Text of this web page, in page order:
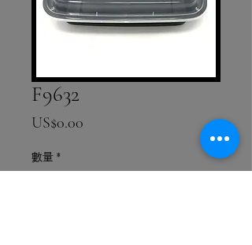
F9632
US$0.00
數量*